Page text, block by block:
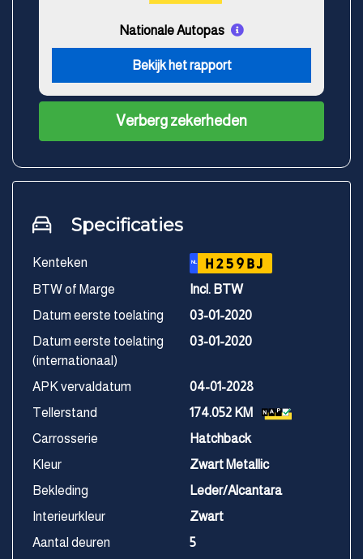
Nationale Autopas
Bekijk het rapport
Verberg zekerheden
Specificaties
Kenteken NL H259BJ
BTW of Marge
Incl. BTW
Datum eerste toelating
03-01-2020
Datum eerste toelating
(internationaal)
03-01-2020
APK vervaldatum
04-01-2028
Tellerstand
174.052 KM
Carrosserie
Hatchback
Kleur
Zwart Metallic
Bekleding
Leder/Alcantara
Interieurkleur
Zwart
Aantal deuren
5